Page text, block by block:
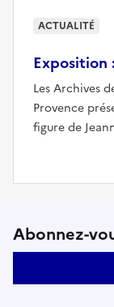
Exposition
Les Archives
Provence
figure de
ACTUALITÉ
Suivez-
Abonnez-